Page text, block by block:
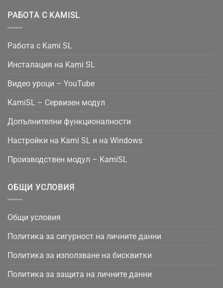
РАБОТА С KAMISL
Работа с Kami SL
Инсталация на Kami SL
Видео уроци – YouTube
KamiSL – Сервизен модул
Допълнителни функционалности
Настройки на Kami SL и на Windows
Производствен модул – KamiSL
ОБЩИ УСЛОВИЯ
Общи условия
Политика за сигурност на личните данни
Политика за използване на бисквитки
Политика за защита на личните данни